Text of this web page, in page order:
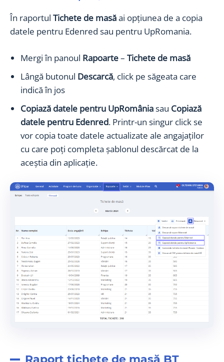
În raportul Tichete de masăai opțiunea de a copia
datele pentru Edenred sau pentru UpRomania.
Mergi în panoul Rapoarte– Tichete de masă
Lângă butonul Descarcă, click pe săgeata care
indică în jos
Copiază datele pentru UpRomâniasau Copiază
datele pentru Edenred. Printr-un singur click se
vor copia toate datele actualizate ale angajaților
cu care poți completa șablonul descărcat de la
aceștia din aplicație.